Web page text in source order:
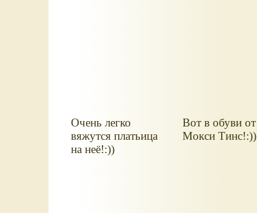
Очень легко
вяжутся платьица
на неё!:))
Вот в обуви от
Мокси Тинс!:))